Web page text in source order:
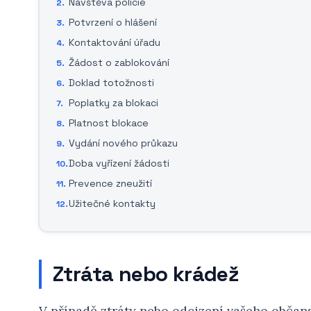
Potvrzení o hlášení
Kontaktování úřadu
Žádost o zablokování
Doklad totožnosti
Poplatky za blokaci
Platnost blokace
Vydání nového průkazu
Doba vyřízení žádosti
Prevence zneužití
Užitečné kontakty
Ztráta nebo krádež